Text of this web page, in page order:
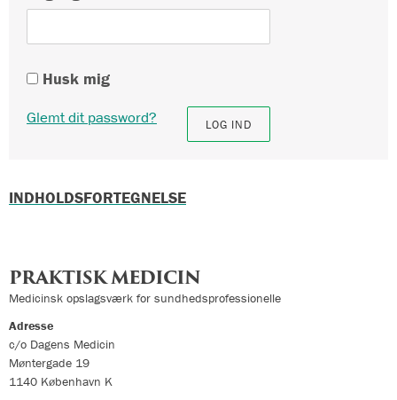
Husk mig
Glemt dit password?
INDHOLDSFORTEGNELSE
PRAKTISK MEDICIN
Medicinsk opslagsværk for sundhedsprofessionelle
Adresse
c/o Dagens Medicin
Møntergade 19
1140 København K